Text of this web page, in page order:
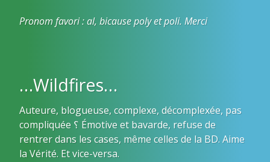
Pronom favori : al, bicause poly et poli. Merci
…Wildfires…
Auteure, blogueuse, complexe, décomplexée, pas
compliquée ؟ Émotive et bavarde, refuse de
rentrer dans les cases, même celles de la BD. Aime
la Vérité. Et vice-versa.